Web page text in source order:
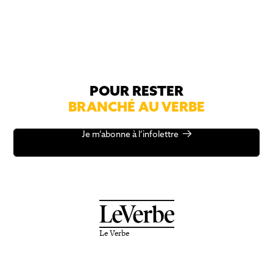
POUR RESTER
BRANCHÉ AU VERBE
Je m’abonne à l’infolettre
Le Verbe